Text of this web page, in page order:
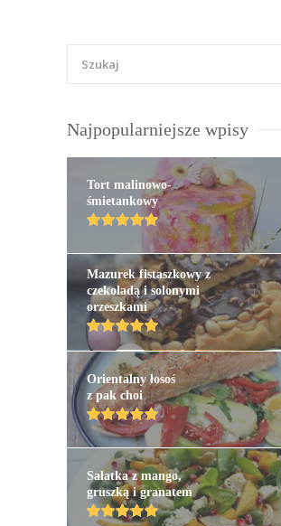
Najpopularniejsze wpisy
Tort malinowo-
śmietankowy
Mazurek fistaszkowy z
czekoladą i solonymi
orzeszkami
Orientalny łosoś
z pak choi
Sałatka z mango,
gruszką i granatem